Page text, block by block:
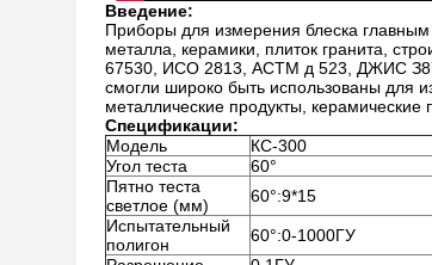
Введение:
Приборы для измерения блеска
металла, керамики, плиток гранита,
67530, ИСО 2813, АСТМ д 523, ДЖИС
смогли широко быть использованы для
металлические продукты, керамические
Спецификации:
Модель
КС-300
Угол теста
60°
Пятно теста
светлое (мм)
60°:9*15
Испытательный
полигон
60°:0-1000ГУ